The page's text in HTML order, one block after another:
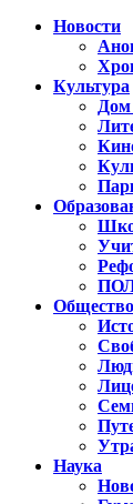
Новости
Культура
Дом
Общество
Наука